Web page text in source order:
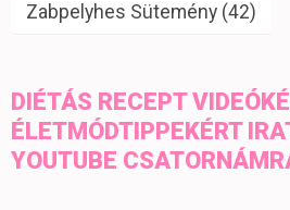
Zabpelyhes Sütemény (42)
DIÉTÁS RECEPT
ÉLETMÓDTIPPEKÉRT
YOUTUBE